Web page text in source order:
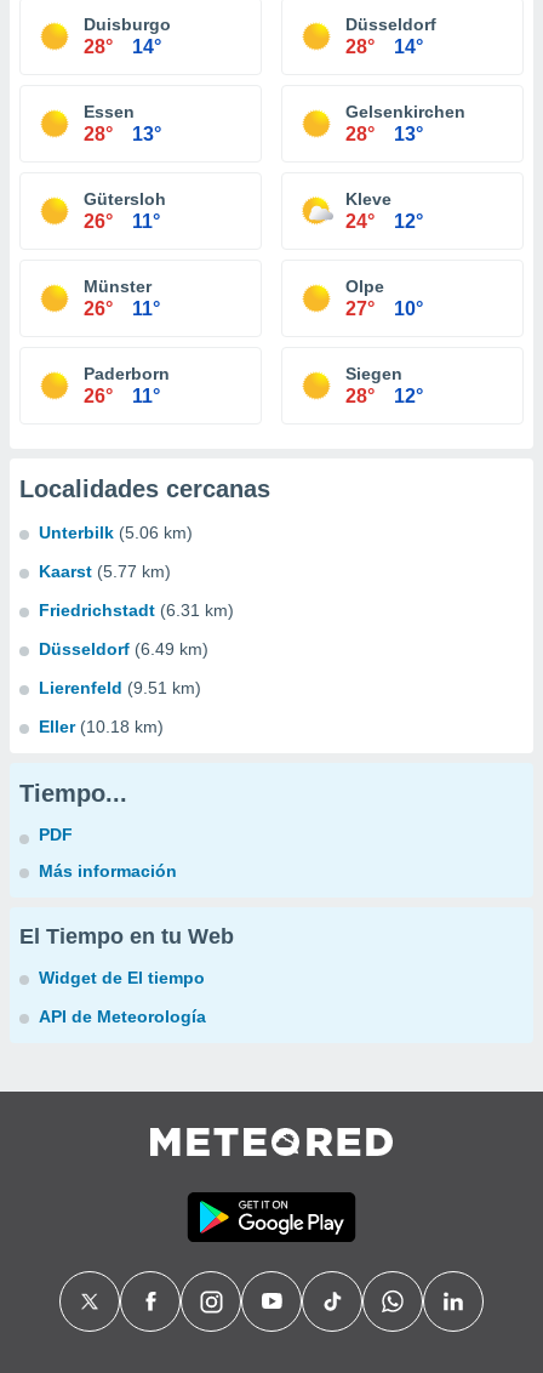
Duisburgo
28° 14°
Düsseldorf
28° 14°
Essen
28° 13°
Gelsenkirchen
28° 13°
Gütersloh
26° 11°
Kleve
24° 12°
Münster
26° 11°
Olpe
27° 10°
Paderborn
26° 11°
Siegen
28° 12°
Localidades cercanas
Unterbilk (5.06 km)
Kaarst (5.77 km)
Friedrichstadt (6.31 km)
Düsseldorf (6.49 km)
Lierenfeld (9.51 km)
Eller (10.18 km)
Tiempo...
PDF
Más información
El Tiempo en tu Web
Widget de El tiempo
API de Meteorología